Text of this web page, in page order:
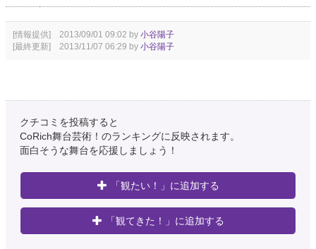
[情報提供] 2013/09/01 09:02 by 小谷陽子
[最終更新] 2013/11/07 06:29 by 小谷陽子
クチコミを投稿すると
CoRich舞台芸術！のランキングに反映されます。
面白そうな舞台を応援しましょう！
「観たい！」に追加する
「観てきた！」に追加する